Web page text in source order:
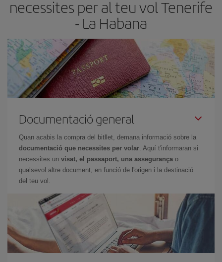
necessites per al teu vol Tenerife
- La Habana
Documentació general
Quan acabis la compra del bitllet, demana informació sobre la
documentació que necessites per volar. Aquí t'informaran si
necessites un visat, el passaport, una assegurança o
qualsevol altre document, en funció de l'origen i la destinació
del teu vol.